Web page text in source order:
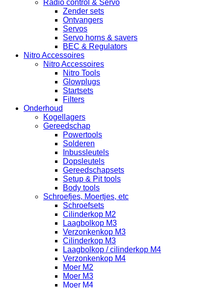
Radio control & Servo
Zender sets
Ontvangers
Servos
Servo horns & savers
BEC & Regulators
Nitro Accessoires
Nitro Accessoires
Nitro Tools
Glowplugs
Startsets
Filters
Onderhoud
Kogellagers
Gereedschap
Powertools
Solderen
Inbussleutels
Dopsleutels
Gereedschapsets
Setup & Pit tools
Body tools
Schroefjes, Moertjes, etc
Schroefsets
Cilinderkop M2
Laagbolkop M3
Verzonkenkop M3
Cilinderkop M3
Laagbolkop / cilinderkop M4
Verzonkenkop M4
Moer M2
Moer M3
Moer M4